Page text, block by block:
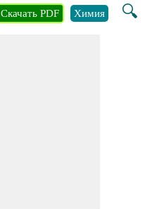
🔍
Скачать PDF Химия